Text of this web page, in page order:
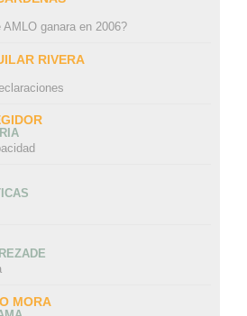
ganara en 2006?
RIVERA
MORA